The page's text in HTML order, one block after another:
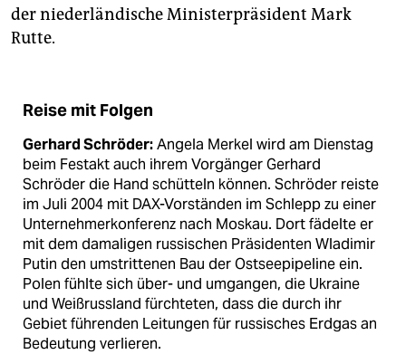
der niederländische Ministerpräsident Mark
Rutte.
Reise mit Folgen
Gerhard Schröder:Angela Merkel wird am Dienstag
beim Festakt auch ihrem Vorgänger Gerhard
Schröder die Hand schütteln können. Schröder reiste
im Juli 2004 mit DAX-Vorständen im Schlepp zu einer
Unternehmerkonferenz nach Moskau. Dort fädelte er
mit dem damaligen russischen Präsidenten Wladimir
Putin den umstrittenen Bau der Ostseepipeline ein.
Polen fühlte sich über- und umgangen, die Ukraine
und Weißrussland fürchteten, dass die durch ihr
Gebiet führenden Leitungen für russisches Erdgas an
Bedeutung verlieren.